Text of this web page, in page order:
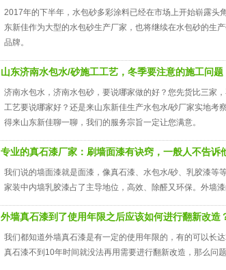
2017年的下半年，水包砂多彩涂料已经在市场上开始崭露
东新佳作为大型的水包砂生产厂家，也将继续在水包砂的生
品牌。
山东济南水包水/砂施工工艺，冬季要注意的施工问题
济南水包水，济南水包砂，要说哪家做的好？您先货比三家
工艺要说哪家好？还是来山东新佳生产水包水/砂厂家实地考
得来山东新佳聊一聊，我们的服务宗旨一定让您满意。
专业的真石漆厂家：刷墙面漆有诀窍，一般人不告诉
我们说的墙面漆就是面漆，像真石漆、水包水/砂、乳胶漆等
家装中内墙乳胶漆占了主导地位，高效、除醛又环保。外墙
外墙真石漆到了使用年限之后应该如何进行翻新改造
我们都知道外墙真石漆是有一定的使用年限的，有的可以长
真石漆不到10年时间就没法再用需要进行翻新改造，那么问